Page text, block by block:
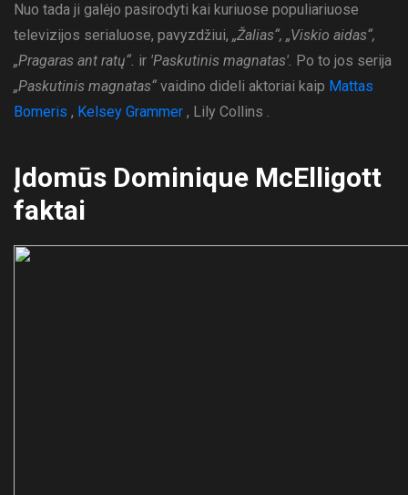
Nuo tada ji galėjo pasirodyti kai kuriuose populiariuose
televizijos serialuose, pavyzdžiui, „Žalias“, „Viskio aidas“,
„Pragaras ant ratų“. ir 'Paskutinis magnatas'. Po to jos serija
„Paskutinis magnatas“vaidino dideli aktoriai kaip Mattas
Bomeris , Kelsey Grammer , Lily Collins .
Įdomūs Dominique McElligott
faktai